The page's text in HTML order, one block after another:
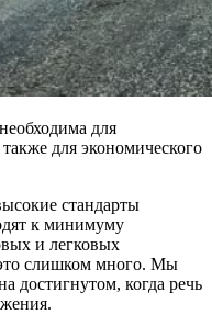
для
для экономического
стандарты
к минимуму
и легковых
слишком много. Мы
достигнутом, когда речь